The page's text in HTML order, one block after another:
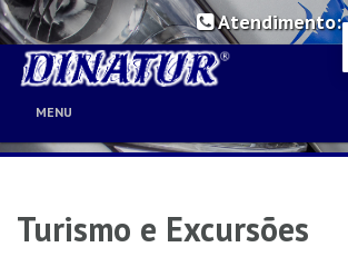
Atendimento:
MENU
Turismo e Excursões